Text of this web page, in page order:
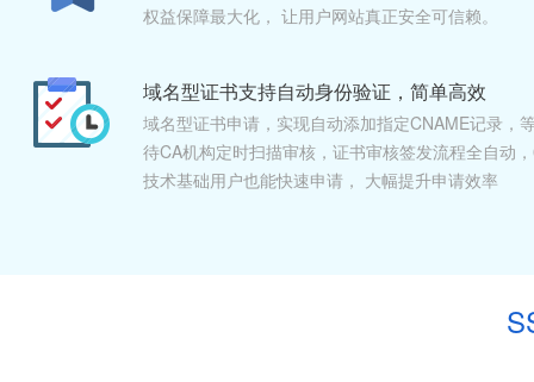
权益保障最大化， 让用户网站真正安全可信赖。
域名型证书支持自动身份验证，简单高效
域名型证书申请，实现自动添加指定CNAME记录，
待CA机构定时扫描审核，证书审核签发流程全自动
技术基础用户也能快速申请， 大幅提升申请效率